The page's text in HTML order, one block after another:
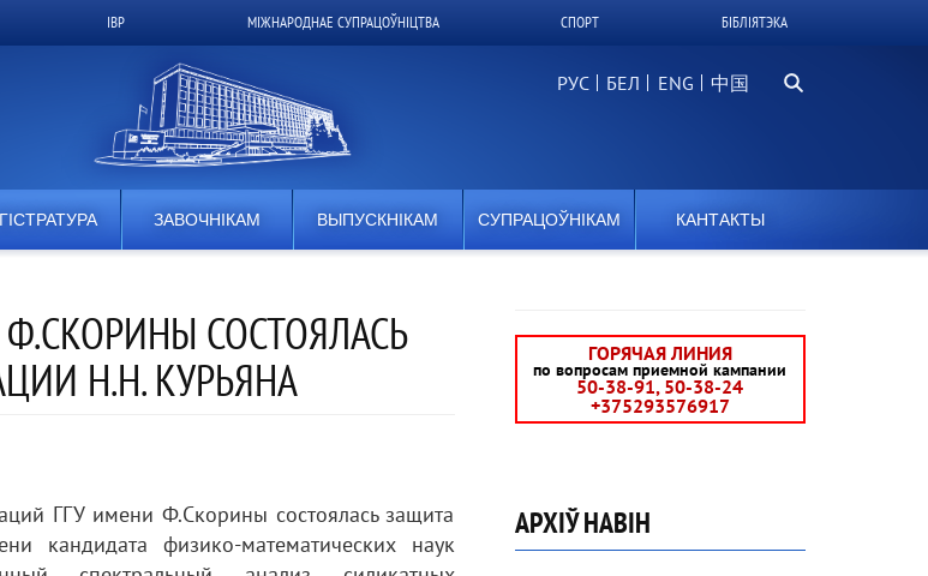
ІВР МІЖНАРОДНАЕ СУПРАЦОЎНІЦТВА СПОРТ БІБЛІЯТЭКА
РУС БЕЛ 中国 Пошук
ЗАВОЧНІКАМ ВЫПУСКНІКАМ СУПРАЦОЎНІКАМ КАНТАКТЫ
СОСТОЯЛАСЬ
Н.Н. КУРЬЯНА
ГГУ имени Ф.Скорины состоялась защита
кандидата физико-математических наук
ГОРЯЧАЯ ЛИНИЯ
по вопросам приемной кампании
50-38-91, 50-38-24
+375293576917
АРХІЎ НАВІН